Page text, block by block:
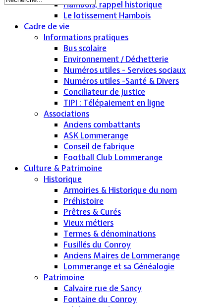
Hambois, rappel historique
Le lotissement Hambois
Cadre de vie
Informations pratiques
Bus scolaire
Environnement / Déchetterie
Numéros utiles - Services sociaux
Numéros utiles -Santé & Divers
Conciliateur de justice
TIPI : Télépaiement en ligne
Associations
Anciens combattants
ASK Lommerange
Conseil de fabrique
Football Club Lommerange
Culture & Patrimoine
Historique
Armoiries & Historique du nom
Préhistoire
Prêtres & Curés
Vieux métiers
Termes & dénominations
Fusillés du Conroy
Anciens Maires de Lommerange
Lommerange et sa Généalogie
Patrimoine
Calvaire rue de Sancy
Fontaine du Conroy